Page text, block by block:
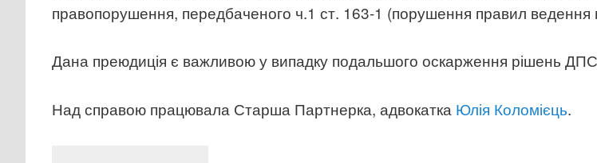
правопорушення, передбаченого ч.1 ст. 163-1 (порушення правил ведення
Дана преюдиція є важливою у випадку подальшого оскарження рішень
Над справою працювала Старша Партнерка, адвокатка Юлія Коломієць.